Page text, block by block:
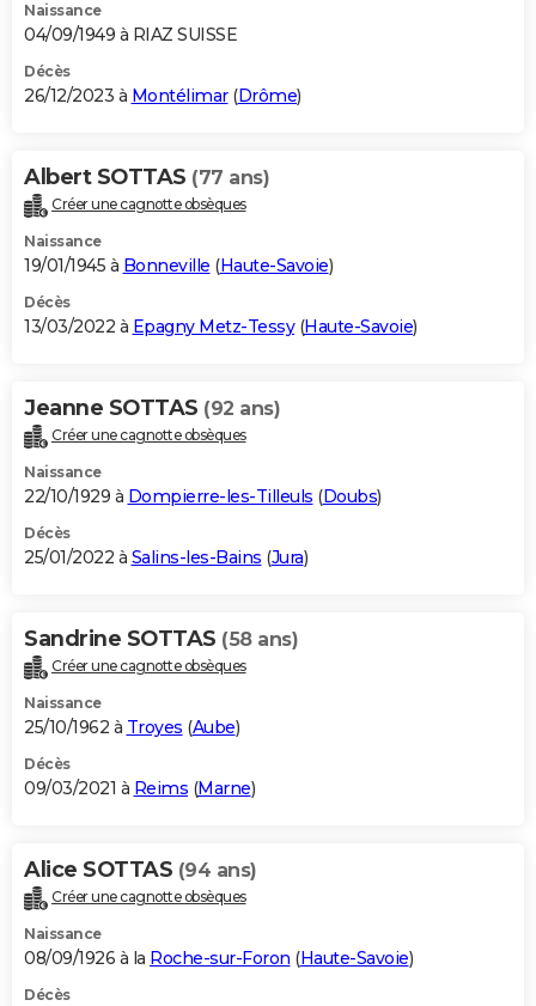
Naissance
04/09/1949 à RIAZ SUISSE
Décès
26/12/2023 à Montélimar(Drôme)
Albert SOTTAS (77 ans)
Créer une cagnotte obsèques
Naissance
19/01/1945 à Bonneville (Haute-Savoie)
Décès
13/03/2022 à Epagny Metz-Tessy(Haute-Savoie)
Jeanne SOTTAS (92 ans)
Créer une cagnotte obsèques
Naissance
22/10/1929 à Dompierre-les-Tilleuls (Doubs)
Décès
25/01/2022 à Salins-les-Bains (Jura)
Sandrine SOTTAS (58 ans)
Créer une cagnotte obsèques
Naissance
25/10/1962 à Troyes (Aube)
Décès
09/03/2021 à Reims (Marne)
Alice SOTTAS (94 ans)
Créer une cagnotte obsèques
Naissance
08/09/1926 à la Roche-sur-Foron (Haute-Savoie)
Décès